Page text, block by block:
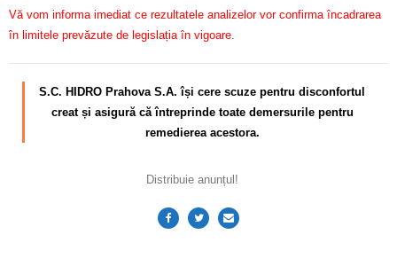
Vă vom informa imediat ce rezultatele analizelor vor confirma încadrarea
în limitele prevăzute de legislația în vigoare.
S.C. HIDRO Prahova S.A. își cere scuze pentru disconfortul
creat și asigură că întreprinde toate demersurile pentru
remedierea acestora.
Distribuie anunțul!